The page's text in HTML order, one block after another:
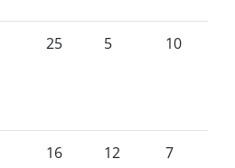
25 5 10
16 12 7